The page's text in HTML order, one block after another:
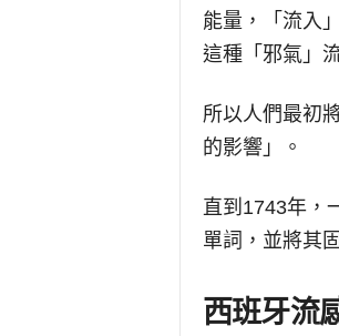
能量，「流入
這種「邪氣」
所以人們最初
的影響」。
直到1743年，
單詞，並將其
西班牙流